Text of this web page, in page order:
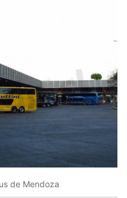
de Mendoza